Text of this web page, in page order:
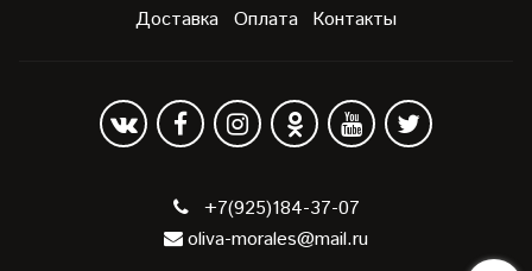
Доставка Оплата Контакты
+7(925)184-37-07
oliva-morales@mail.ru